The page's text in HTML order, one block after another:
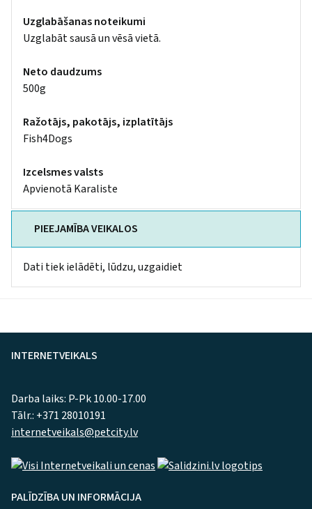
Uzglabāšanas noteikumi
Uzglabāt sausā un vēsā vietā.
Neto daudzums
500g
Ražotājs, pakotājs, izplatītājs
Fish4Dogs
Izcelsmes valsts
Apvienotā Karaliste
PIEEJAMĪBA VEIKALOS
Dati tiek ielādēti, lūdzu, uzgaidiet
INTERNETVEIKALS
Darba laiks: P-Pk 10.00-17.00
Tālr.: +371 28010191
internetveikals@petcity.lv
PALĪDZĪBA UN INFORMĀCIJA